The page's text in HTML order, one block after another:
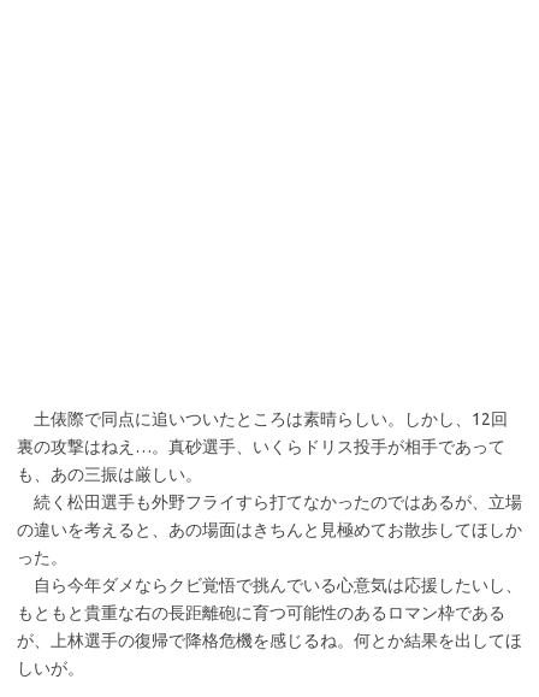
土俵際で同点に追いついたところは素晴らしい。しかし、12回
裏の攻撃はねえ…。真砂選手、いくらドリス投手が相手であって
も、あの三振は厳しい。
続く松田選手も外野フライすら打てなかったのではあるが、立場
の違いを考えると、あの場面はきちんと見極めてお散歩してほしか
った。
自ら今年ダメならクビ覚悟で挑んでいる心意気は応援したいし、
もともと貴重な右の長距離砲に育つ可能性のあるロマン枠である
が、上林選手の復帰で降格危機を感じるね。何とか結果を出してほ
しいが。